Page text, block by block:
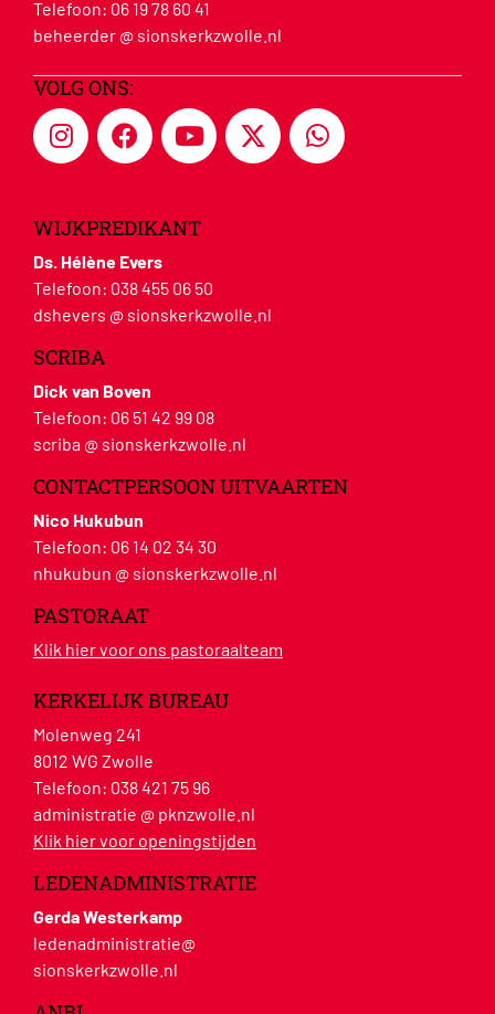
Telefoon: 06 19 78 60 41
beheerder @ sionskerkzwolle.nl
VOLG ONS:
WIJKPREDIKANT
Ds. Hélène Evers
Telefoon: 038 455 06 50
dshevers @ sionskerkzwolle.nl
SCRIBA
Dick van Boven
Telefoon: 06 51 42 99 08
scriba @ sionskerkzwolle.nl
CONTACTPERSOON UITVAARTEN
Nico Hukubun
Telefoon: 06 14 02 34 30
nhukubun @ sionskerkzwolle.nl
PASTORAAT
Klik hier voor ons pastoraalteam
KERKELIJK BUREAU
Molenweg 241
8012 WG Zwolle
Telefoon: 038 421 75 96
administratie @ pknzwolle.nl
Klik hier voor openingstijden
LEDENADMINISTRATIE
Gerda Westerkamp
ledenadministratie@
sionskerkzwolle.nl